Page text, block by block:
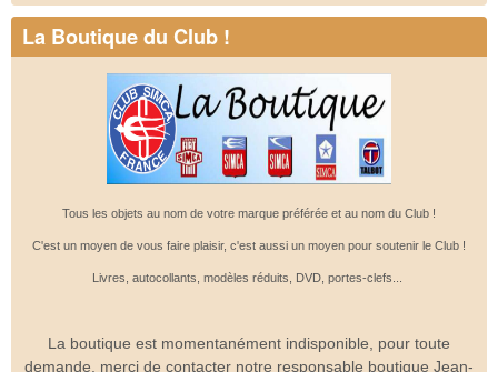
La Boutique du Club !
Tous les objets au nom de votre marque préférée et au nom du Club !
C'est un moyen de vous faire plaisir, c'est aussi un moyen pour soutenir le Club !
Livres, autocollants, modèles réduits, DVD, portes-clefs...
La boutique est momentanément indisponible, pour toute
demande, merci de contacter notre responsable boutique Jean-